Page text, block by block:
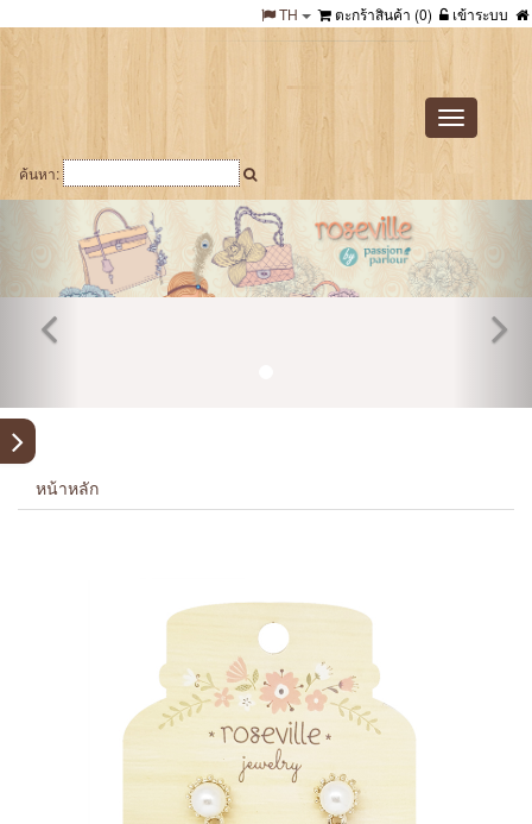
เข้าระบบ
ตะกร้าสินค้า (0)
TH
Toggle
navigation
ค้นหา:
หน้าหลัก